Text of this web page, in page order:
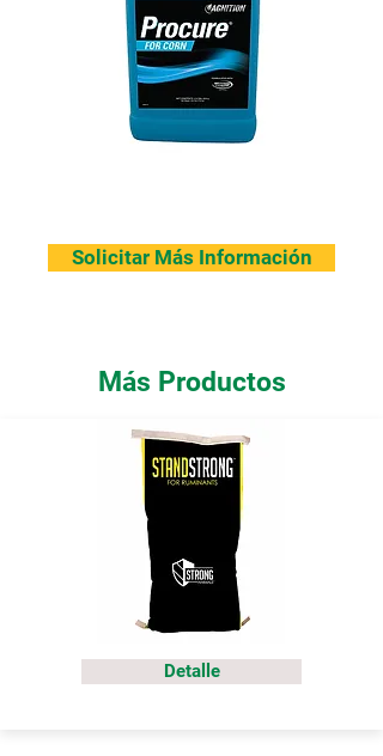
Solicitar Más Información
Más Productos
Detalle